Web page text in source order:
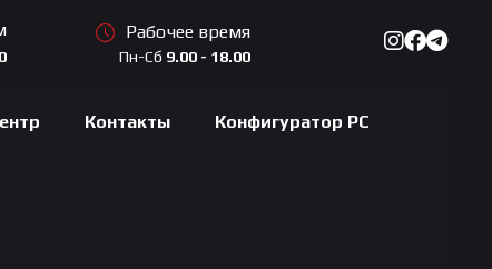
Рабочее время
Пн-Сб 9.00 - 18.00
Контакты Конфигуратор PC